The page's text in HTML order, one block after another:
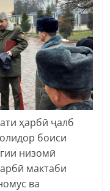
ҳарбӣ ҷалб
боиси
низомӣ
мактаби
ва